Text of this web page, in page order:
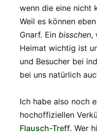
wenn die eine nicht
Weil es können
Gnarf. Ein bisschen,
Heimat wichtig ist
und Besucher bei
bei uns natürlich
Ich habe also noch
hochoffiziellen
Flausch-Treff. Wer